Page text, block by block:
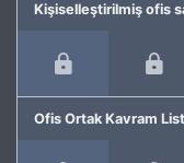
Kişiselleştirilmiş ofis
Ofis Ortak Kavram